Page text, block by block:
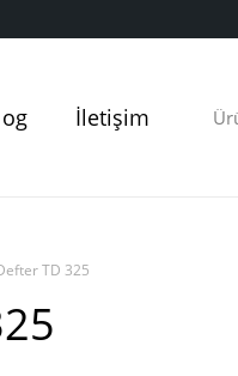
İletişim
TD 325